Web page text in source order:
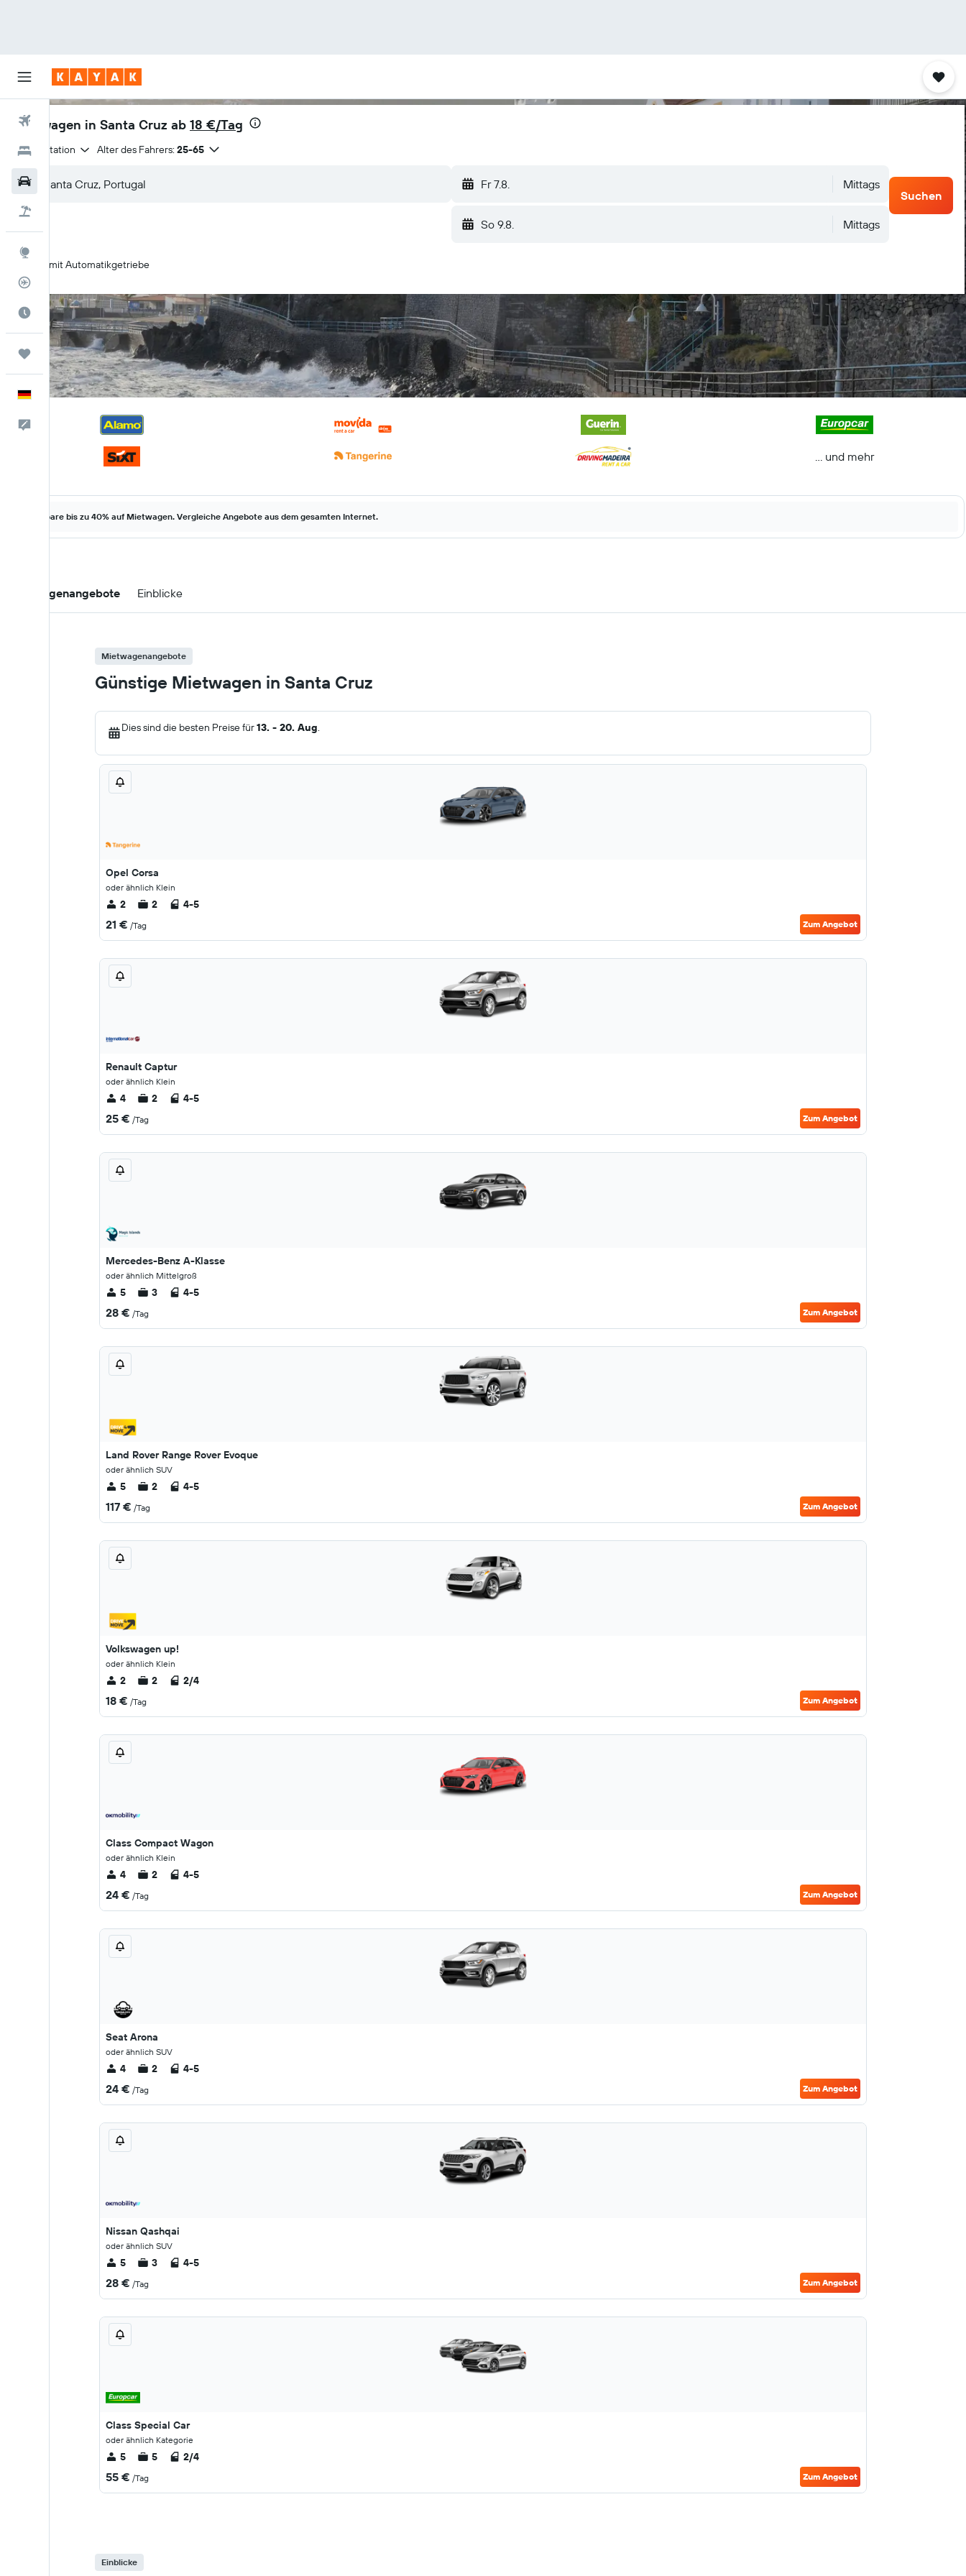
Flüge
Hotels
Mietwagen
Die beste Zeit zum Reisen
Trips
Deutsch
Mietwagen in Santa Cruz ab 18 €/Tag
Anmietstation Alter des Fahrers: 25-65
Fr 7.8. Mittags
So 9.8. Mittags
Suchen
Nur mit Automatikgetriebe
… und mehr
Spare bis zu 40% auf Mietwagen. Vergleiche Angebote aus dem gesamten Internet.
Mietwagenangebote Einblicke
Mietwagenangebote
Günstige Mietwagen in Santa Cruz
Dies sind die besten Preise für13. - 20. Aug.
Opel Corsa
oder ähnlich Klein
2 2 4-5
21 € /Tag Zum Angebot
Renault Captur
oder ähnlich Klein
4 2 4-5
25 € /Tag Zum Angebot
Mercedes-Benz A-Klasse
oder ähnlich Mittelgroß
5 3 4-5
28 € /Tag Zum Angebot
Land Rover Range Rover Evoque
oder ähnlich SUV
5 2 4-5
117 € /Tag Zum Angebot
Volkswagen up!
oder ähnlich Klein
2 2 2/4
18 € /Tag Zum Angebot
Class Compact Wagon
oder ähnlich Klein
4 2 4-5
24 € /Tag Zum Angebot
Seat Arona
oder ähnlich SUV
4 2 4-5
24 € /Tag Zum Angebot
Nissan Qashqai
oder ähnlich SUV
5 3 4-5
28 € /Tag Zum Angebot
Class Special Car
oder ähnlich Kategorie
5 5 2/4
55 € /Tag Zum Angebot
Einblicke